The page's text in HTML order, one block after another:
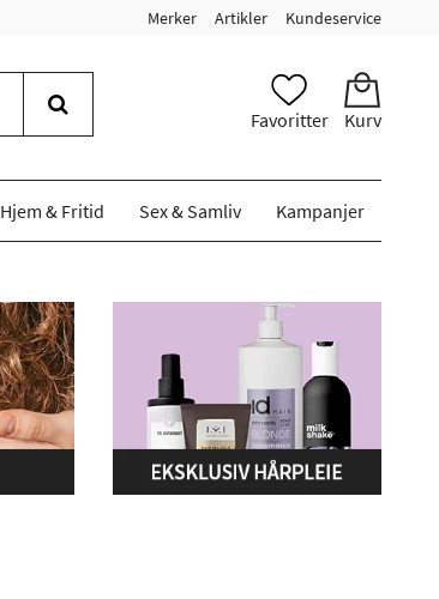
Merker Artikler Kundeservice
Favoritter Kurv
Hjem & Fritid Sex & Samliv Kampanjer